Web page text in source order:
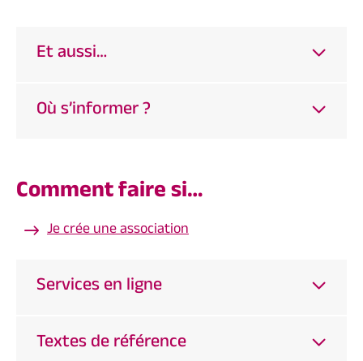
Et aussi…
Où s’informer ?
Comment faire si…
Je crée une association
Services en ligne
Textes de référence